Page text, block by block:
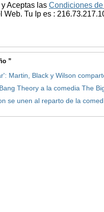
Aceptas las Condiciones
Web. Tu Ip es :
”
Martin, Black y Wilson
Theory a la comedia The
se unen al reparto de la